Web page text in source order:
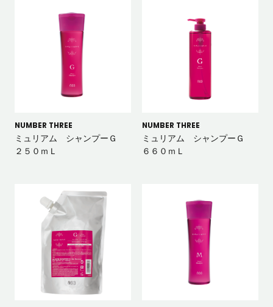
NUMBER THREE
ミュリアム シャンプーＧ
２５０ｍＬ
NUMBER THREE
ミュリアム シャンプーＧ
６６０ｍＬ